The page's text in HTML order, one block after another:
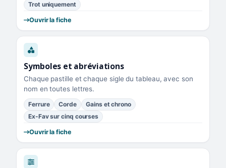
Trot uniquement
Ouvrir la fiche
Symboles et abréviations
Chaque pastille et chaque sigle du tableau, avec son
nom en toutes lettres.
Ferrure Corde
Gains et chrono
Ex-Fav sur cinq courses
Ouvrir la fiche